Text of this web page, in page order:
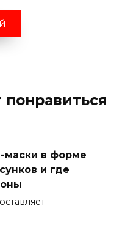
маски в форме
и где